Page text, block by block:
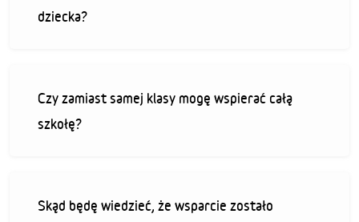
dziecka?
Czy zamiast samej klasy mogę wspierać całą
szkołę?
Skąd będę wiedzieć, że wsparcie zostało